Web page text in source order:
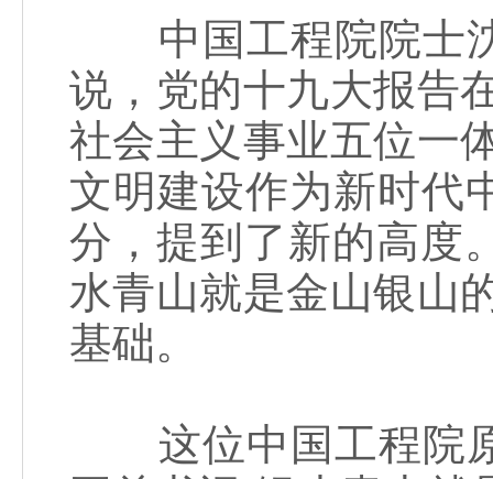
中国工程院院士沈
说，党的十九大报告
社会主义事业五位一
文明建设作为新时代
分，提到了新的高度
水青山就是金山银山
基础。
这位中国工程院原